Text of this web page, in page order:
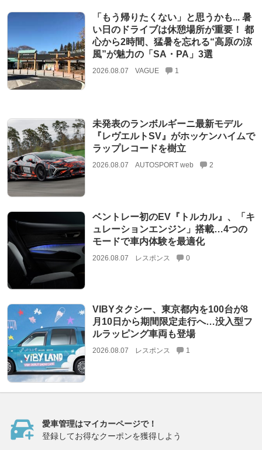
「もう帰りたくない」と思うかも... 暑
い日のドライブは休憩場所が重要！ 都
心から2時間、猛暑を忘れる“高原の涼
風”が魅力の「SA・PA」3選
2026.08.07 VAGUE 1
未発表のランボルギーニ最新モデル
『レヴエルトSV』がホッケンハイムで
ラップレコードを樹立
2026.08.07 AUTOSPORT web 2
ベントレー初のEV『トルカル』、「キ
ュレーションエンジン」搭載…4つの
モードで車内体験を最適化
2026.08.07 レスポンス 0
VIBYタクシー、東京都内を100台が8
月10日から期間限定走行へ…没入型フ
ルラッピング車両も登場
2026.08.07 レスポンス 1
愛車管理はマイカーページで！
登録してお得なクーポンを獲得しよう